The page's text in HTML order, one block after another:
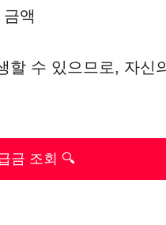
액
수 있으므로, 자신
금 조회 🔍